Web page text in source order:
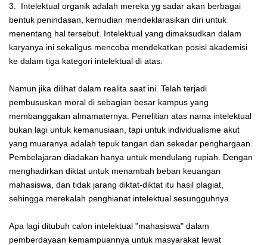
3. Intelektual organik adalah mereka yg sadar akan berbagai
bentuk penindasan, kemudian mendeklarasikan diri untuk
menentang hal tersebut. Intelektual yang dimaksudkan dalam
karyanya ini sekaligus mencoba mendekatkan posisi akademisi
ke dalam tiga kategori intelektual di atas.
Namun jika dilihat dalam realita saat ini. Telah terjadi
pembususkan moral di sebagian besar kampus yang
membanggakan almamaternya. Penelitian atas nama intelektual
bukan lagi untuk kemanusiaan, tapi untuk individualisme akut
yang muaranya adalah tepuk tangan dan sekedar penghargaan.
Pembelajaran diadakan hanya untuk mendulang rupiah. Dengan
menghadirkan diktat untuk menambah beban keuangan
mahasiswa, dan tidak jarang diktat-diktat itu hasil plagiat,
sehingga merekalah penghianat intelektual sesungguhnya.
Apa lagi ditubuh calon intelektual "mahasiswa" dalam
pemberdayaan kemampuannya untuk masyarakat lewat